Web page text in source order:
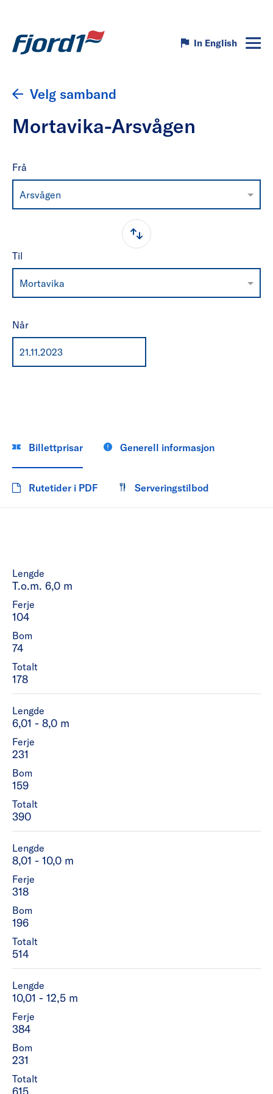
In English
Velg samband
Mortavika-Arsvågen
Frå
Arsvågen
Til
Mortavika
Når
Billettprisar Generell informasjon
Rutetider i PDF Serveringstilbod
Lengde
T.o.m. 6,0 m
Ferje
104
Bom
74
Totalt
178
Lengde
6,01 - 8,0 m
Ferje
231
Bom
159
Totalt
390
Lengde
8,01 - 10,0 m
Ferje
318
Bom
196
Totalt
514
Lengde
10,01 - 12,5 m
Ferje
384
Bom
231
Totalt
615